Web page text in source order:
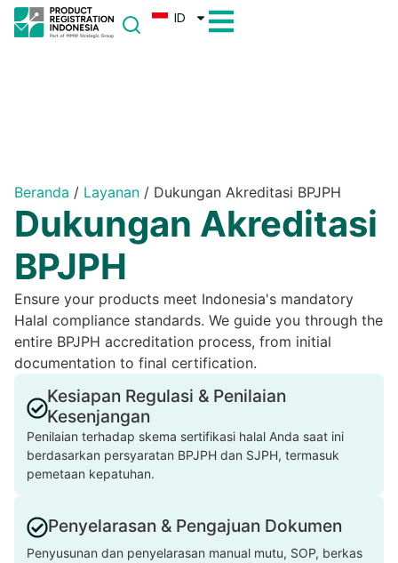
ID
Beranda / Layanan / Dukungan Akreditasi BPJPH
Dukungan Akreditasi
BPJPH
Ensure your products meet Indonesia's mandatory
Halal compliance standards. We guide you through the
entire BPJPH accreditation process, from initial
documentation to final certification.
Kesiapan Regulasi & Penilaian
Kesenjangan
Penilaian terhadap skema sertifikasi halal Anda saat ini
berdasarkan persyaratan BPJPH dan SJPH, termasuk
pemetaan kepatuhan.
Penyelarasan & Pengajuan Dokumen
Penyusunan dan penyelarasan manual mutu, SOP, berkas